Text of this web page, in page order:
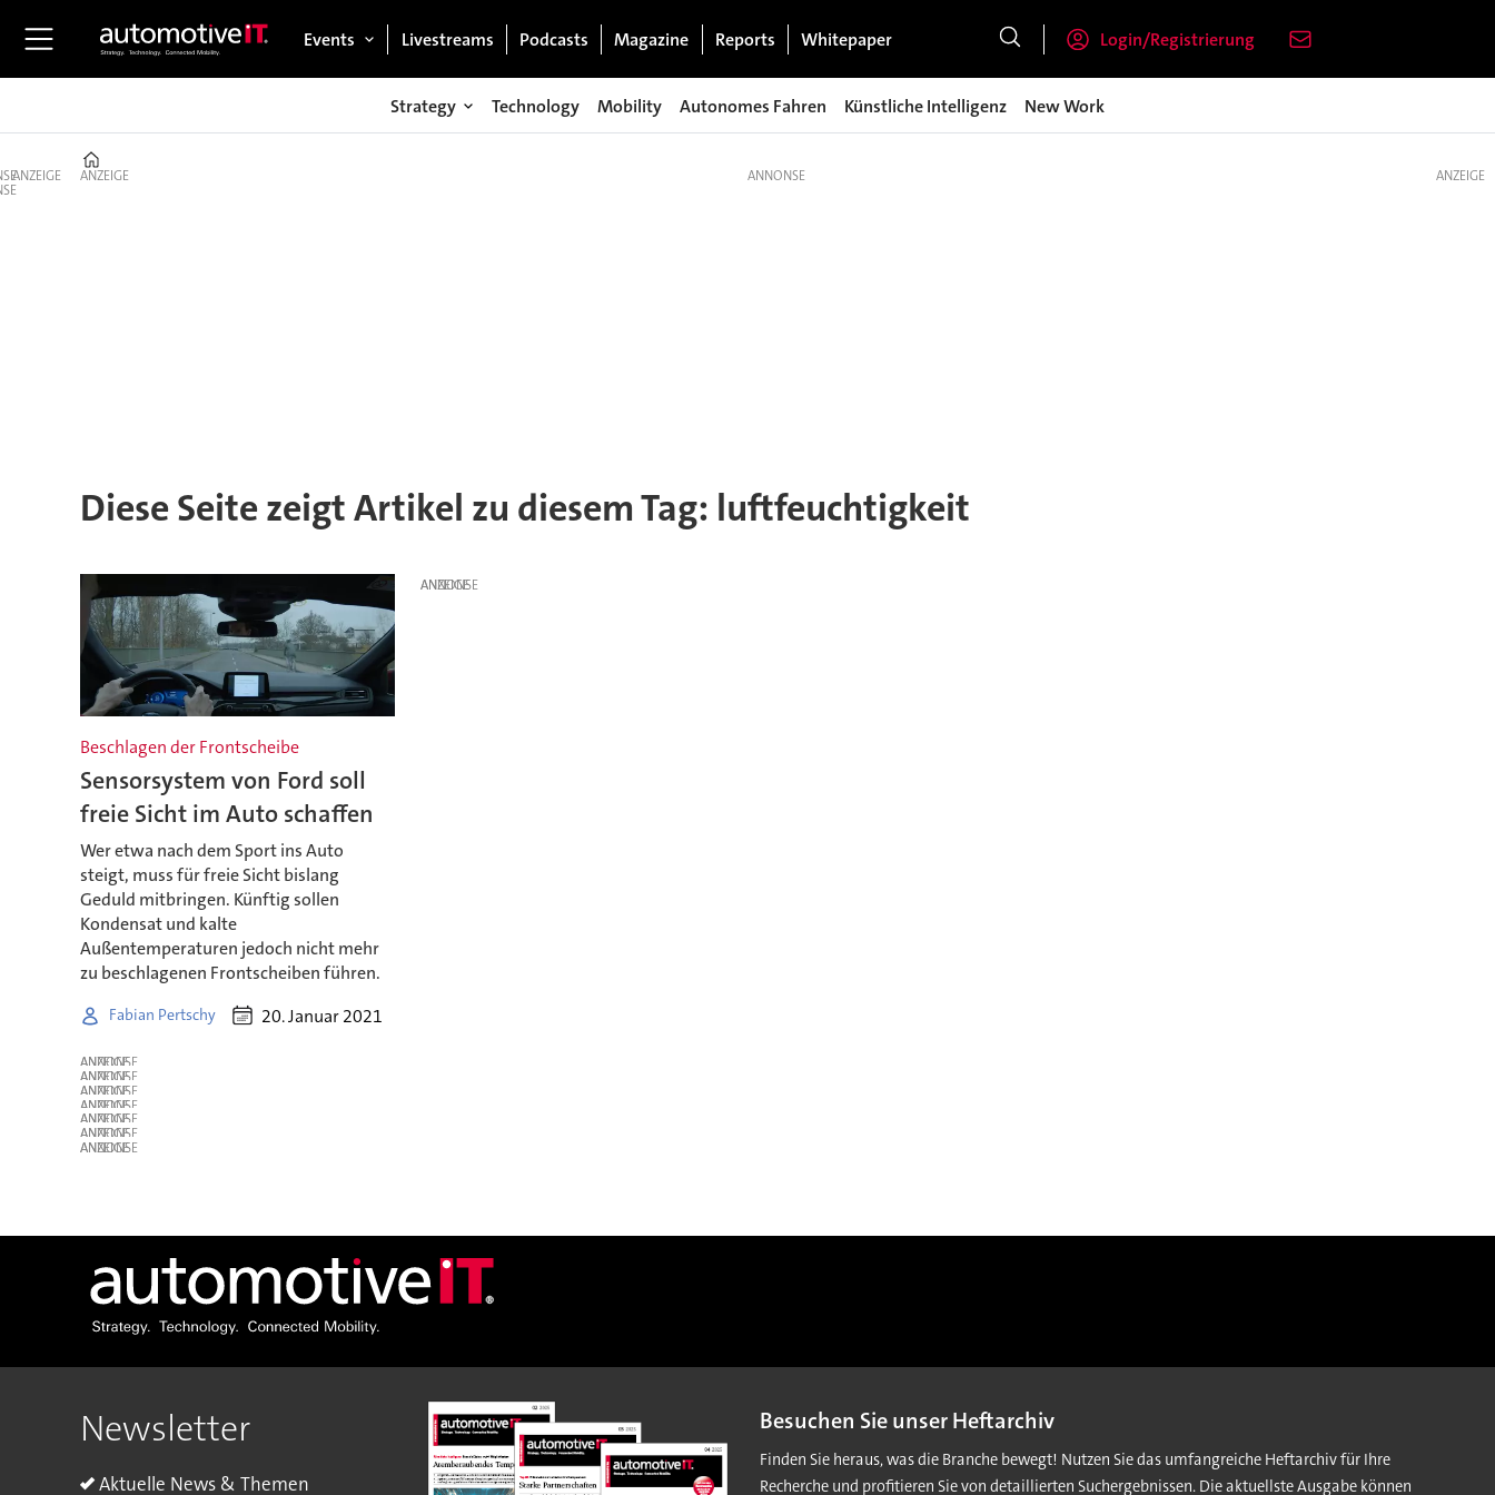
Events Livestreams Podcasts Magazine Reports Whitepaper Login/Registrierung
Strategy Technology Mobility Autonomes Fahren Künstliche Intelligenz New Work
ANZEIGE ANZEIGE
Diese Seite zeigt Artikel zu diesem Tag: luftfeuchtigkeit
Beschlagen der Frontscheibe
Sensorsystem von Ford soll
freie Sicht im Auto schaffen
Wer etwa nach dem Sport ins Auto
steigt, muss für freie Sicht bislang
Geduld mitbringen. Künftig sollen
Kondensat und kalte
Außentemperaturen jedoch nicht mehr
zu beschlagenen Frontscheiben führen.
Fabian Pertschy 20. Januar 2021
ANZEIGE
ANZEIGE
ANZEIGE
ANZEIGE
ANZEIGE
ANZEIGE
ANZEIGE
ANZEIGE
ANZEIGE
Newsletter
Aktuelle News & Themen
Besuchen Sie unser Heftarchiv
Finden Sie heraus, was die Branche bewegt! Nutzen Sie das umfangreiche Heftarchiv für Ihre
Recherche und profitieren Sie von detaillierten Suchergebnissen. Die aktuellste Ausgabe können